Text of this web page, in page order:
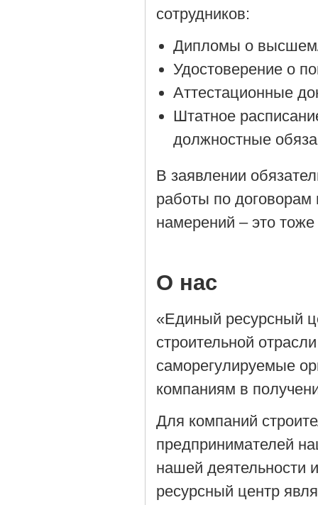
сотрудников:
Дипломы о
Удостоверение о
Аттестационные
Штатное
должностные
В заявлении
работы по договорам
намерений – это
О нас
«Единый ресурсный
строительной
саморегулируемые
компаниям в
Для компаний
предпринимателей
нашей деятельности
ресурсный центр